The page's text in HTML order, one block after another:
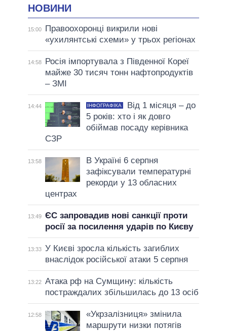
НОВИНИ
15:00
Правоохоронці викрили нові
«ухилянтські схеми» у трьох регіонах
14:58
Росія імпортувала з Південної Кореї
майже 30 тисяч тонн нафтопродуктів
– ЗМІ
14:44 ІНФОГРАФІКА
Від 1 місяця – до
5 років: хто і як довго
обіймав посаду керівника
СЗР
13:58
В Україні 6 серпня
зафіксували температурні
рекорди у 13 обласних
центрах
13:49 ЄС запровадив нові санкції проти
росії за посилення ударів по Києву
13:33 У Києві зросла кількість загиблих
внаслідок російської атаки 5 серпня
13:22 Атака рф на Сумщину: кількість
постраждалих збільшилась до 13 осіб
12:58
«Укрзалізниця» змінила
маршрути низки потягів